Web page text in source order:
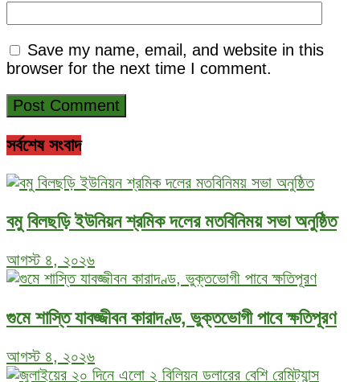
Save my name, email, and website in this
browser for the next time I comment.
সর্বশেষ সংবাদ
বমু বিলছড়ি ইউনিয়ন শ্রমিক দলের মতবিনিময় সভা অনুষ্ঠিত
আগস্ট ৪, ২০২৬
গুমে শাস্তি যাবজ্জীবন কারাদণ্ড, ভুক্তভোগী পাবে ক্ষতিপূরণ
আগস্ট ৪, ২০২৬